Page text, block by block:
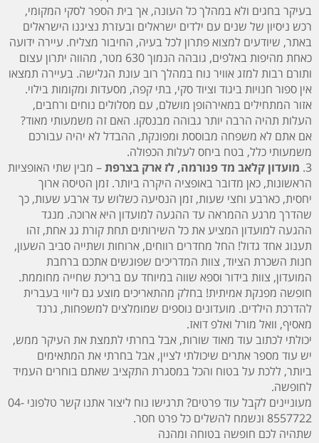
בעיקר בחגים ולא במהלך כל העונה, אך בית הספר לסקי המקומי,
רכש ניסיון של שנים עם ילדים ישראלים ובעזרת נציגנו הישראלים
באתר, שיודעים למצוא פתרון לכל בעיה, החיבור מצליח. עיירה ידועה
כאחת מהיפות באלפים, גובהה הנמוך 630 מטר, מהווה יתרון עצום
ותורם רבות למזג אוויר נוח במהלך רוב עונת הגלישה. בעיירה תמצאו
אין ספור חנויות ביגוד וציוד סקי, בתי קפה, מסעדות ומקומות בילוי.
אזור המתחילים במאירהופן מושלם, עם מסלולים נוחים ורחבים,
העלות תהיה הרבה יותר גבוהה מבנסקו. האם זה משמעותי מאוד?
אם אתם לא משפחה מבוססת ומפונקת, ההבדל לא יהיה עבורכם
משמעותי כלל, בטח ביחס לעלות הכפולה.
3. מועדון קלאב מד פנורמה, לז ארק בצרפת– מבין שתי האופציות
הראשונות, כאן מדובר באופציה היקרה ביותר. זמן הטיסה ארוך
יחסית, כארבע וחצי שעות, זמן הנסיעה כשלוש עד ארבע שעות, כך
שהדרך מרגע ההמראה עד ההגעה למועדון היא ארוכה. מנגד
ההגעה למועדון המציע את כל השירותים תחת קורת גג אחת, זהו
תענוג אחד גדול! החל מחדרים רווחים, ארוחות ושתייה סביב השעון,
חנות השכרת הציוד, צוות המדריכים שפוגשים אתכם ברחבת
המועדון, צוות בידור וספא שווה במיוחד עם בריכת שחייה מחוממת.
חופשה מפנקת אמיתית! בחלק מהתאריכים מוצע גם ליווי בעברית
להדרכת הילדים. מועדונים נוספים שמומלצים למשפחות, גרנד
מאסיף, וואל מורל ואלפ דואז.
יכולתי לכתוב עוד מאוד שורות, אבל בחרתי לתמצת את העיקר ממש,
יש עוד מספר אתרים שיכולתי לציין, אבל בחרתי את המתאימים
ביותר, ללכת על בטוח והכל במסגרת התקציב שאתם בוחרים העמיד
לחופשה.
מעוניינים לקבל עוד פרטים? תרגישו נוח ליצור אתנו קשר טלפוני 04-
8557722 ונשמח להשלים כל פרט חסר.
שתהיה לכם חופשה בטוחה ומהנה